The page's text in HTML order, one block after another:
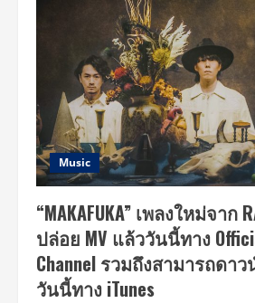
เพลง
ใหม่
จาก
RADWIMPS
ถูก
ใช้
เป็น
เพลง
ประกอบ
“The
Last
Ten
Years”
พร้อม
ฉาย
ประเทศไทย
2
มิถุนายน
2022
นี้
Music
“MAKAFUKA” เพลงใหม่จาก
ปล่อย MV แล้ววันนี้ทาง
Channel รวมถึงสามารถดา
วันนี้ทาง iTunes